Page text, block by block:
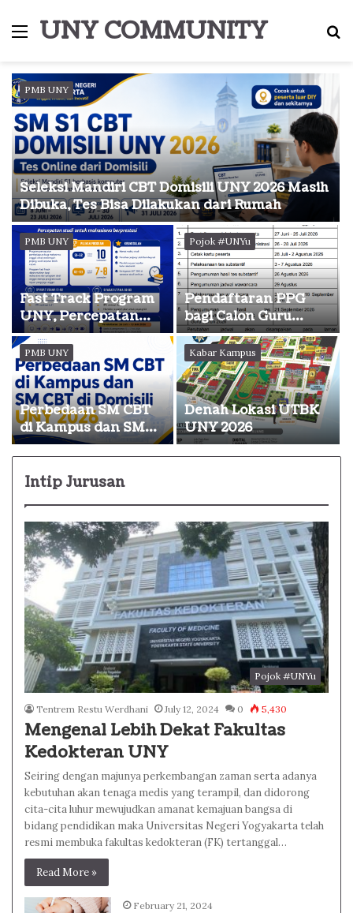
Menu
UNY COMMUNITY
PMB UNY
Seleksi Mandiri CBT Domisili UNY 2026 Masih
Dibuka, Tes Bisa Dilakukan dari Rumah
PMB UNY
Fast Track Program
UNY, Percepatan
Studi bagi Mahasiswa
Berprestasi
Pojok #UNYu
Pendaftaran PPG
bagi Calon Guru
Tahun 2026 Dibuka,
Simak Syarat dan
Jadwalnya
PMB UNY
Perbedaan SM CBT
di Kampus dan SM
CBT di Domisili UNY
2026
Kabar Kampus
Denah Lokasi UTBK
UNY 2026
Intip Jurusan
Pojok #UNYu
Tentrem Restu Werdhani July 12, 2024 0 5,430
Mengenal Lebih Dekat Fakultas
Kedokteran UNY
Seiring dengan majunya perkembangan zaman serta adanya
kebutuhan akan tenaga medis yang terampil, dan didorong
cita-cita luhur mewujudkan amanat kemajuan bangsa di
bidang pendidikan maka Universitas Negeri Yogyakarta telah
resmi membuka fakultas kedokteran (FK) tertanggal…
Read More »
February 21, 2024